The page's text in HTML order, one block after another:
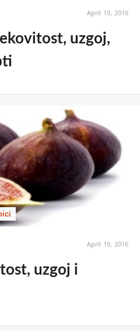
April 19, 2016
uzgoj,
April 19, 2016
uzgoj i